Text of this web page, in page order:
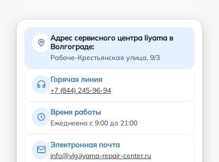
Адрес сервисного центра Iiyama в
Волгограде:
Рабоче-Крестьянская улица, 9/3
Горячая линия
+7 (844) 245-96-94
Время работы
Ежедневно с 9:00 до 21:00
Электронная почта
info@vlg.iiyama-repair-center.ru